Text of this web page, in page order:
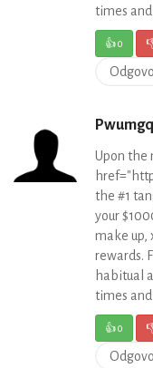
times
👍0
Pwumgq
Upon the
the #1
your
make up,
rewards.
habitual
times
👍0